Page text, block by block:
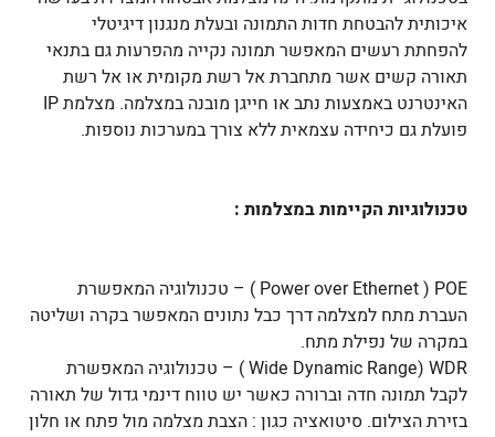
איכותית להבטחת חדות התמונה ובעלת מנגנון דיגיטלי
להפחתת רעשים המאפשר תמונה נקייה מהפרעות גם בתנאי
תאורה קשים אשר מתחברת אל רשת מקומית או אל רשת
האינטרנט באמצעות נתב או חייגן מובנה במצלמה. מצלמת IP
פועלת גם כיחידה עצמאית ללא צורך במערכות נוספות.
טכנולוגיות הקיימות במצלמות :
Power over Ethernet ) POE ׁ) – טכנולוגיה המאפשרת
העברת מתח למצלמה דרך כבל נתונים המאפשר בקרה ושליטה
במקרה של נפילת מתח.
Wide Dynamic Range) WDR ) – טכנולוגיה המאפשרת
לקבל תמונה חדה וברורה כאשר יש טווח דינמי גדול של תאורה
בזירת הצילום. סיטואציה כגון : הצבת מצלמה מול פתח או חלון